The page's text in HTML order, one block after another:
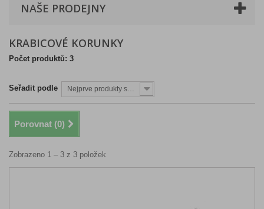
NAŠE PRODEJNY
KRABICOVÉ KORUNKY
Počet produktů: 3
Seřadit podle
Porovnat (0)
Zobrazeno 1 – 3 z 3 položek